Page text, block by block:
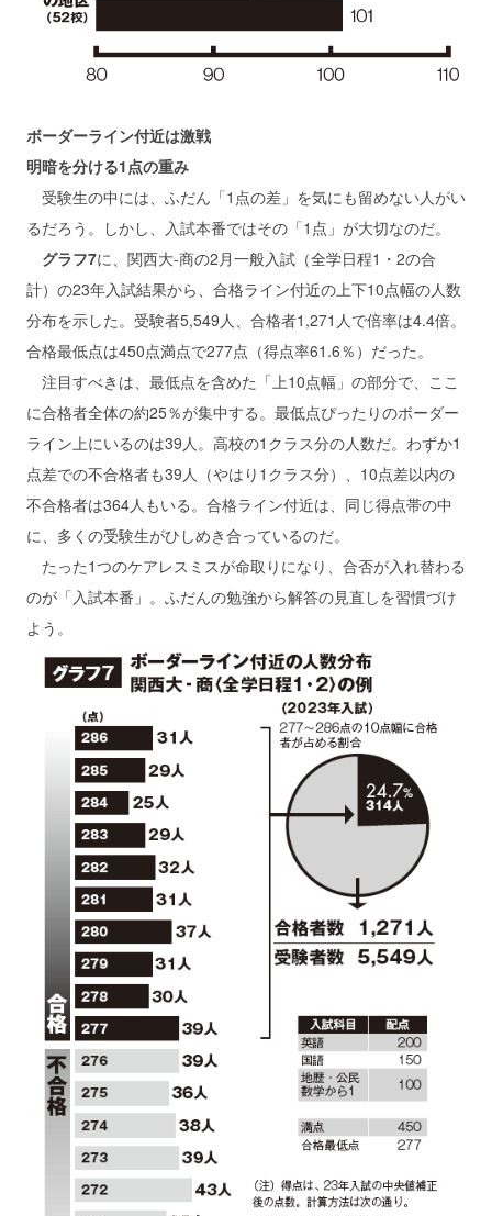
ボーダーライン付近は激戦
明暗を分ける1点の重み
受験生の中には、ふだん「1点の差」を気にも留めない人がい
るだろう。しかし、入試本番ではその「1点」が大切なのだ。
グラフ7に、関西大-商の2月一般入試（全学日程1・2の合
計）の23年入試結果から、合格ライン付近の上下10点幅の人数
分布を示した。受験者5,549人、合格者1,271人で倍率は4.4倍。
合格最低点は450点満点で277点（得点率61.6％）だった。
注目すべきは、最低点を含めた「上10点幅」の部分で、ここ
に合格者全体の約25％が集中する。最低点ぴったりのボーダー
ライン上にいるのは39人。高校の1クラス分の人数だ。わずか1
点差での不合格者も39人（やはり1クラス分）、10点差以内の
不合格者は364人もいる。合格ライン付近は、同じ得点帯の中
に、多くの受験生がひしめき合っているのだ。
たった1つのケアレスミスが命取りになり、合否が入れ替わる
のが「入試本番」。ふだんの勉強から解答の見直しを習慣づけ
よう。